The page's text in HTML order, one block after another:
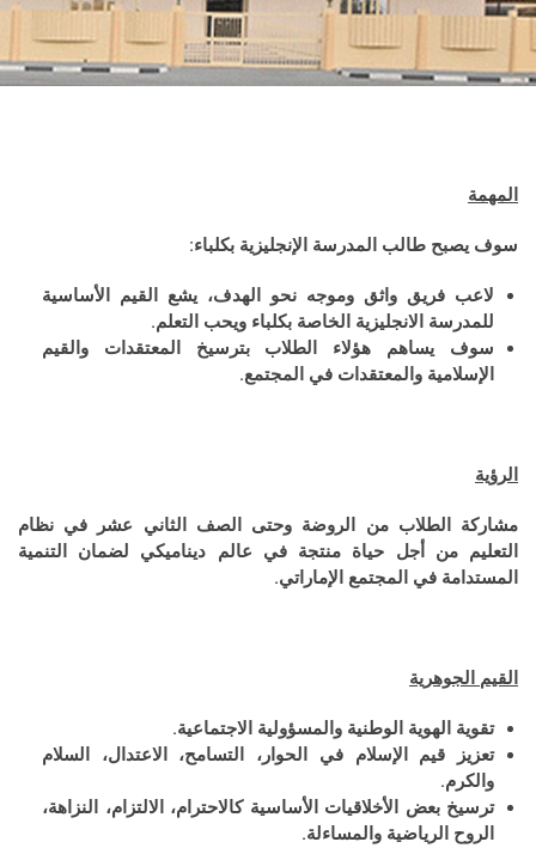
المهمة
سوف يصبح طالب المدرسة الإنجليزية بكلباء:
لاعب فريق واثق وموجه نحو الهدف، يشع القيم الأساسية
للمدرسة الانجليزية الخاصة بكلباء ويحب التعلم.
سوف يساهم هؤلاء الطلاب بترسيخ المعتقدات والقيم
الإسلامية والمعتقدات في المجتمع.
الرؤية
مشاركة الطلاب من الروضة وحتى الصف الثاني عشر في نظام
التعليم من أجل حياة منتجة في عالم ديناميكي لضمان التنمية
المستدامة في المجتمع الإماراتي.
القيم الجوهرية
تقوية الهوية الوطنية والمسؤولية الاجتماعية.
تعزيز قيم الإسلام في الحوار، التسامح، الاعتدال، السلام
والكرم.
ترسيخ بعض الأخلاقيات الأساسية كالاحترام، الالتزام، النزاهة،
الروح الرياضية والمساءلة.